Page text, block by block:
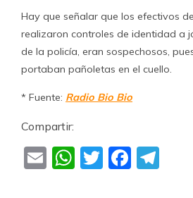
Hay que señalar que los efectivos
realizaron controles de identidad a
de la policía, eran sospechosos,
portaban pañoletas en el cuello.
* Fuente: Radio Bio Bio
Compartir:
EmailWhatsApp
Twitter